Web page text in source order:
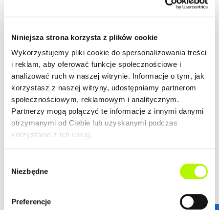
Niniejsza strona korzysta z plików cookie
Wykorzystujemy pliki cookie do spersonalizowania treści
i reklam, aby oferować funkcje społecznościowe i
analizować ruch w naszej witrynie. Informacje o tym, jak
korzystasz z naszej witryny, udostępniamy partnerom
społecznościowym, reklamowym i analitycznym.
Partnerzy mogą połączyć te informacje z innymi danymi
otrzymanymi od Ciebie lub uzyskanymi podczas
korzystania z ich usług.
zgody
Niezbędne
Preferencje
spełnią wymagania nawet najbardziej wymagających
klientów.
DOWIEDZ SIĘ WIĘCEJ O LOKALIZACJI
lokalizacja w centrum
nowoczesna architektura
piękne widoki na Rzeszów
GALERIA